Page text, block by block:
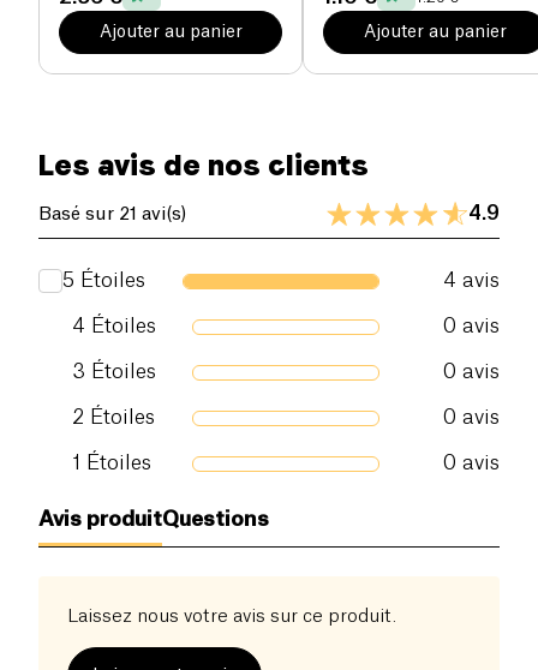
Ajouter au panier Ajouter au panier
Les avis de nos clients
Basé sur 21 avi(s) 4.9
5 Étoiles 4 avis
4 Étoiles 0 avis
3 Étoiles 0 avis
2 Étoiles 0 avis
1 Étoiles 0 avis
Avis produitQuestions
Laissez nous votre avis sur ce produit.